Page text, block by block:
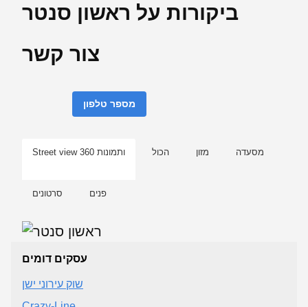
ביקורות על ראשון סנטר
צור קשר
מספר טלפון
Street view ותמונות 360 הכול מזון מסעדה
סרטונים פנים
עסקים דומים
שוק עירוני ישן